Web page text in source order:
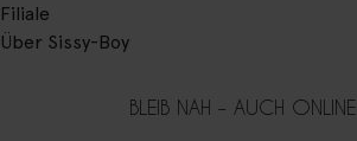
Filiale
Über Sissy-Boy
BLEIB NAH – AUCH ONLINE